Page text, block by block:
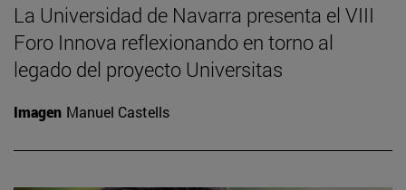
La Universidad de Navarra presenta el VIII
Foro Innova reflexionando en torno al
legado del proyecto Universitas
Imagen Manuel Castells